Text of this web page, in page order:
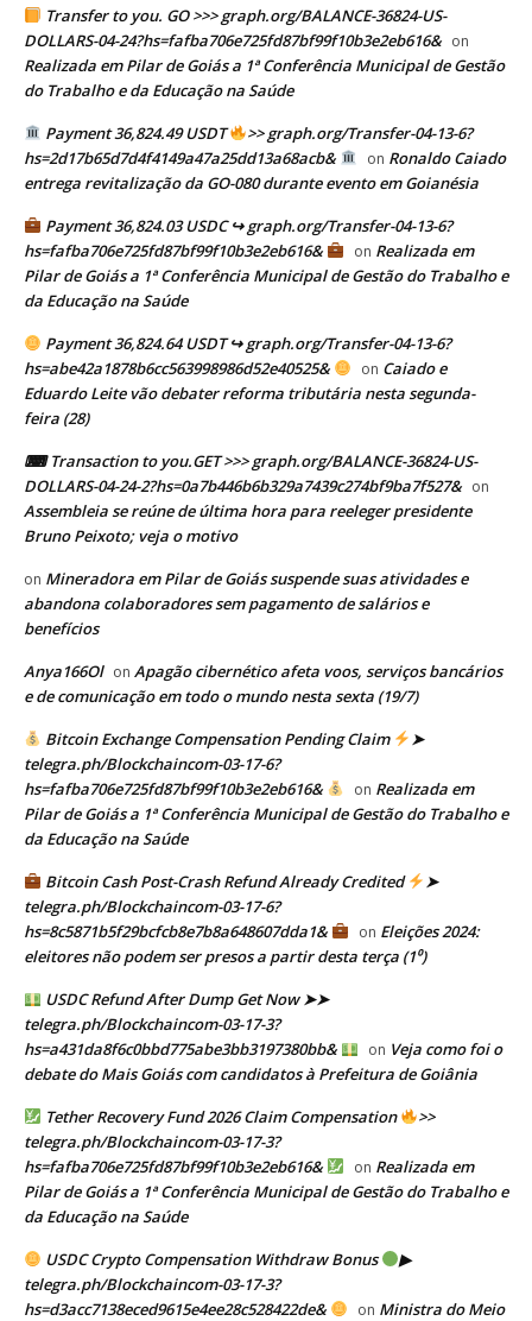
Transfer to you. GO >>> graph.org/BALANCE-36824-US-
DOLLARS-04-24?hs=fafba706e725fd87bf99f10b3e2eb616& on
Realizada em Pilar de Goiás a 1ª Conferência Municipal de Gestão
do Trabalho e da Educação na Saúde
Payment 36,824.49 USDT
>> graph.org/Transfer-04-13-6?
hs=2d17b65d7d4f4149a47a25dd13a68acb&
on Ronaldo Caiado
entrega revitalização da GO-080 durante evento em Goianésia
Payment 36,824.03 USDC ↪ graph.org/Transfer-04-13-6?
hs=fafba706e725fd87bf99f10b3e2eb616&
on Realizada em
Pilar de Goiás a 1ª Conferência Municipal de Gestão do Trabalho e
da Educação na Saúde
Payment 36,824.64 USDT ↪ graph.org/Transfer-04-13-6?
hs=abe42a1878b6cc563998986d52e40525&
on Caiado e
Eduardo Leite vão debater reforma tributária nesta segunda-
feira (28)
⌨ Transaction to you.GET >>> graph.org/BALANCE-36824-US-
DOLLARS-04-24-2?hs=0a7b446b6b329a7439c274bf9ba7f527& on
Assembleia se reúne de última hora para reeleger presidente
Bruno Peixoto; veja o motivo
on Mineradora em Pilar de Goiás suspende suas atividades e
abandona colaboradores sem pagamento de salários e
benefícios
Anya166Ol on Apagão cibernético afeta voos, serviços bancários
e de comunicação em todo o mundo nesta sexta (19/7)
Bitcoin Exchange Compensation Pending Claim
➤
telegra.ph/Blockchaincom-03-17-6?
hs=fafba706e725fd87bf99f10b3e2eb616&
on Realizada em
Pilar de Goiás a 1ª Conferência Municipal de Gestão do Trabalho e
da Educação na Saúde
Bitcoin Cash Post-Crash Refund Already Credited
➤
telegra.ph/Blockchaincom-03-17-6?
hs=8c5871b5f29bcfcb8e7b8a648607dda1&
on Eleições 2024:
eleitores não podem ser presos a partir desta terça (1⁰)
USDC Refund After Dump Get Now ➤➤
telegra.ph/Blockchaincom-03-17-3?
hs=a431da8f6c0bbd775abe3bb3197380bb&
on Veja como foi o
debate do Mais Goiás com candidatos à Prefeitura de Goiânia
Tether Recovery Fund 2026 Claim Compensation
>>
telegra.ph/Blockchaincom-03-17-3?
hs=fafba706e725fd87bf99f10b3e2eb616&
on Realizada em
Pilar de Goiás a 1ª Conferência Municipal de Gestão do Trabalho e
da Educação na Saúde
USDC Crypto Compensation Withdraw Bonus
▶
telegra.ph/Blockchaincom-03-17-3?
hs=d3acc7138eced9615e4ee28c528422de&
on Ministra do Meio